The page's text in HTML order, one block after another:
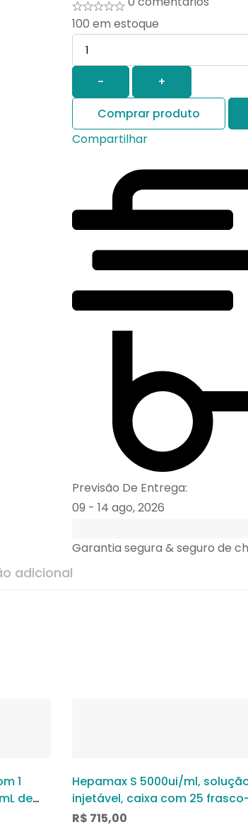
100 em estoque
Quantidade
-
+
Comprar produto
Compartilhar
Previsão De Entrega:
09 - 14 ago, 2026
Garantia segura & seguro de
adicional
1
de
Hepamax S 5000ui/ml,
injetável, caixa com 25
ampola com 5ml
R$ 715,00